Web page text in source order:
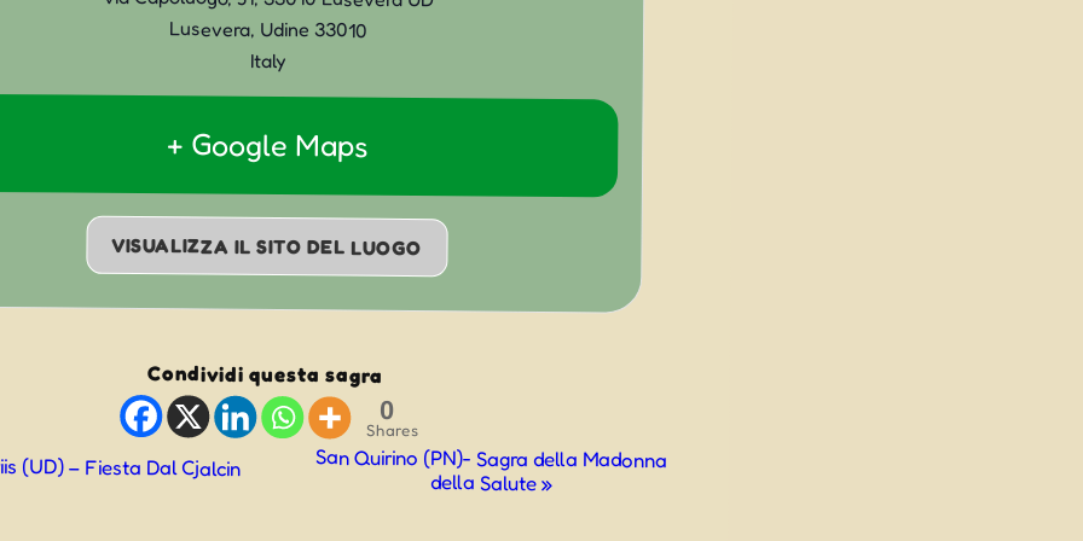
Lusevera, Udine 33010
Italy
+ Google Maps
VISUALIZZA IL SITO DEL LUOGO
Condividi questa sagra
0
Shares
(UD) – Fiesta Dal Cjalcin San Quirino (PN)- Sagra della Madonna
della Salute»